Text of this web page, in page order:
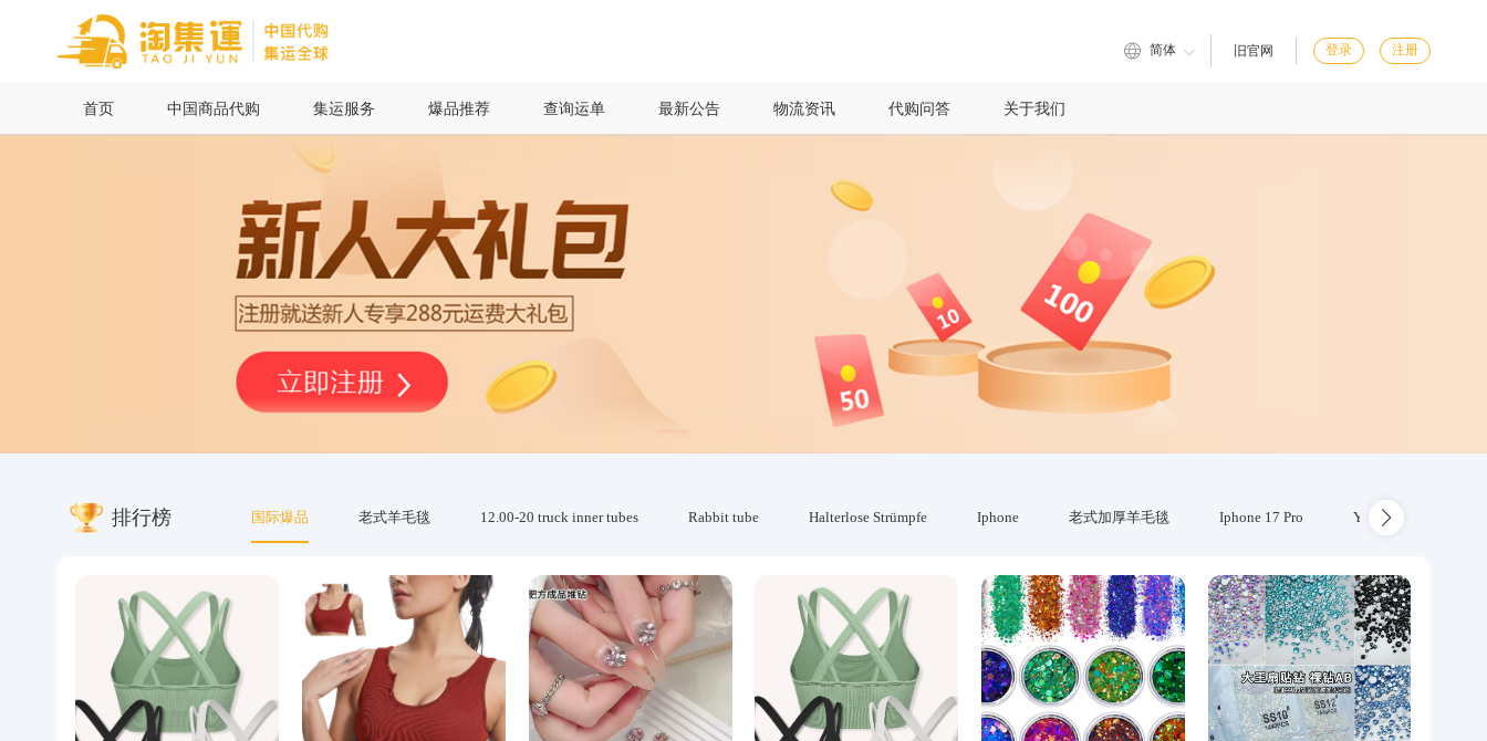
简体 旧官网 登录 注册
首页 中国商品代购 集运服务 爆品推荐 查询运单 最新公告 物流资讯 代购问答 关于我们
排行榜 国际爆品 老式羊毛毯 12.00-20 truck inner tubes Rabbit tube Halterlose Strümpfe Iphone 老式加厚羊毛毯 Iphone 17 Pro Yubikey